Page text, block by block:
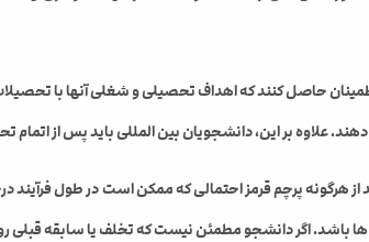
حاصل کنند که اهداف تحصیلی و شغلی آنها با
علاوه بر این، دانشجویان بین المللی باید پس از
از هرگونه پرچم قرمز احتمالی که ممکن است در طول
ها باشد. اگر دانشجو مطمئن نیست که تخلف یا سابقه قبلی